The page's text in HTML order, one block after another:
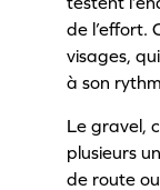
de l’effort.
visages,
à son
Le gravel,
plusieurs
de route